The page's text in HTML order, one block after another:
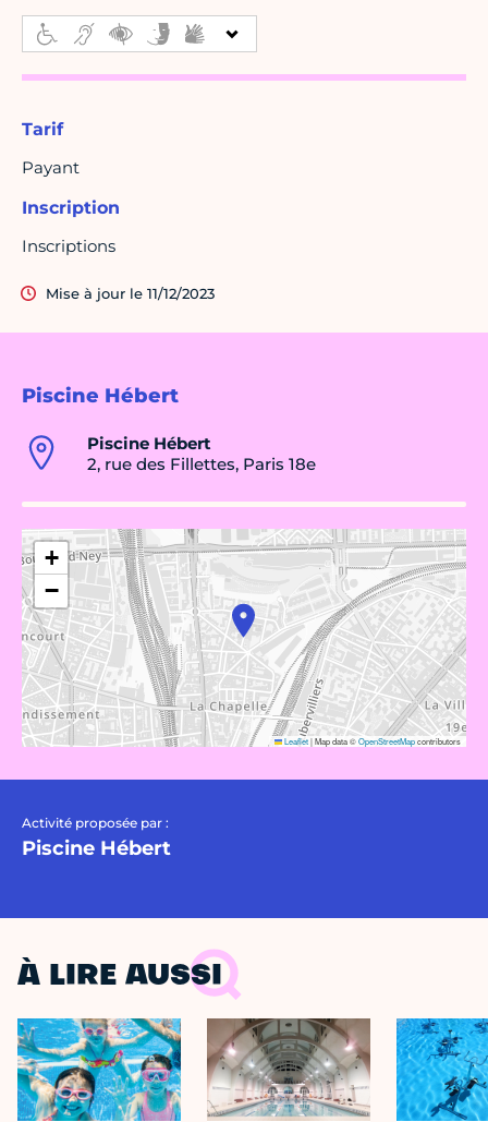
Piscine Hébert
Piscine Hébert
2, rue des Fillettes, Paris 18e
+
−
Leaflet|Map data ©OpenStreetMapcontributors
Activité proposée par :
Piscine Hébert
Tarif
Payant
Inscription
Inscriptions
Mise à jour le 11/12/2023
À LIRE AUSSI